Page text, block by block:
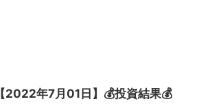
【2022年7月01日】💰投資結果💰